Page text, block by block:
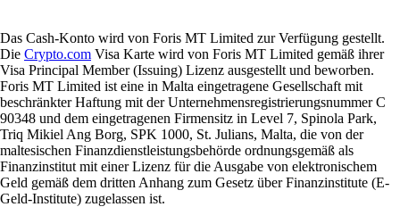
Das Cash-Konto wird von Foris MT Limited zur Verfügung gestellt.
Die Crypto.com Visa Karte wird von Foris MT Limited gemäß ihrer
Visa Principal Member (Issuing) Lizenz ausgestellt und beworben.
Foris MT Limited ist eine in Malta eingetragene Gesellschaft mit
beschränkter Haftung mit der Unternehmensregistrierungsnummer C
90348 und dem eingetragenen Firmensitz in Level 7, Spinola Park,
Triq Mikiel Ang Borg, SPK 1000, St. Julians, Malta, die von der
maltesischen Finanzdienstleistungsbehörde ordnungsgemäß als
Finanzinstitut mit einer Lizenz für die Ausgabe von elektronischem
Geld gemäß dem dritten Anhang zum Gesetz über Finanzinstitute (E-
Geld-Institute) zugelassen ist.